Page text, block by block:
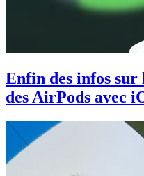
Enfin des infos sur
des AirPods avec